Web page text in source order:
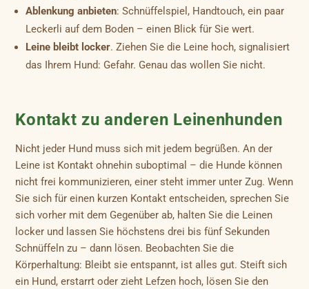
Ablenkung anbieten: Schnüffelspiel, Handtouch, ein paar
Leckerli auf dem Boden – einen Blick für Sie wert.
Leine bleibt locker. Ziehen Sie die Leine hoch, signalisiert
das Ihrem Hund: Gefahr. Genau das wollen Sie nicht.
Kontakt zu anderen Leinenhunden
Nicht jeder Hund muss sich mit jedem begrüßen. An der
Leine ist Kontakt ohnehin suboptimal – die Hunde können
nicht frei kommunizieren, einer steht immer unter Zug. Wenn
Sie sich für einen kurzen Kontakt entscheiden, sprechen Sie
sich vorher mit dem Gegenüber ab, halten Sie die Leinen
locker und lassen Sie höchstens drei bis fünf Sekunden
Schnüffeln zu – dann lösen. Beobachten Sie die
Körperhaltung: Bleibt sie entspannt, ist alles gut. Steift sich
ein Hund, erstarrt oder zieht Lefzen hoch, lösen Sie den